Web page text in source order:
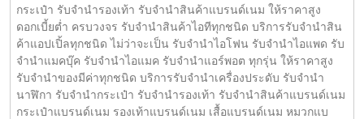
กระเป๋า รับจำนำรองเท้า รับจำนำสินค้าแบรนด์เนม ให้ราคาสูง
ดอกเบี้ยต่ำ ครบวงจร รับจำนำสินค้าไอทีทุกชนิด บริการรับจำนำสิน
ค้าแอปเปิ้ลทุกชนิด ไม่ว่าจะเป็น รับจำนำไอโฟน รับจำนำไอแพด รับ
จำนำแมคบุ๊ค รับจำนำไอแมค รับจำนำแอร์พอต ทุกรุ่น ให้ราคาสูง
รับจำนำของมีค่าทุกชนิด บริการรับจำนำเครื่องประดับ รับจำนำ
นาฬิกา รับจำนำกระเป๋า รับจำนำรองเท้า รับจำนำสินค้าแบรนด์เนม
กระเป๋าแบรนด์เนม รองเท้าแบรนด์เนม เสื้อแบรนด์เนม หมวกแบ